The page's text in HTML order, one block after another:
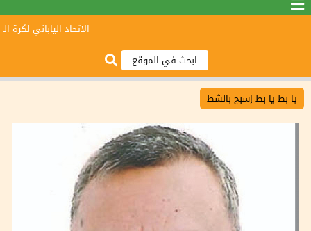
الاتحاد الياباني لكرة
يا بط يا بط إسبح بالشط